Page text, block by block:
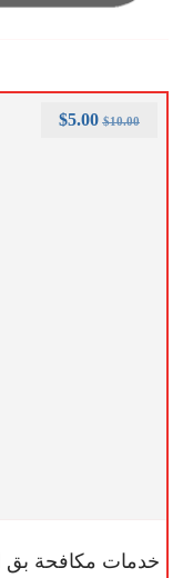
خدمات مكافحة بق
$10.00
$5.00